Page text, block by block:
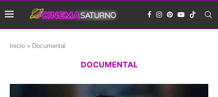
Inicio » Documental
DOCUMENTAL